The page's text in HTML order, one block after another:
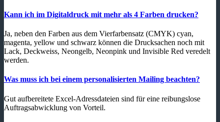
Kann ich im Digitaldruck mit mehr als 4 Farben drucken?
Ja, neben den Farben aus dem Vierfarbensatz (CMYK) cyan,
magenta, yellow und schwarz können die Drucksachen noch mit
Lack, Deckweiss, Neongelb, Neonpink und Invisible Red veredelt
werden.
Was muss ich bei einem personalisierten Mailing beachten?
Gut aufbereitete Excel-Adressdateien sind für eine reibungslose
Auftragsabwicklung von Vorteil.